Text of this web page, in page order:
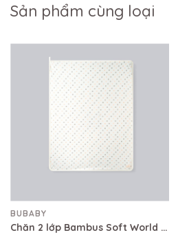
Sản phẩm cùng loại
BUBABY
Chăn 2 lớp Bambus Soft World Bubaby 80x100 cm CBB08002L